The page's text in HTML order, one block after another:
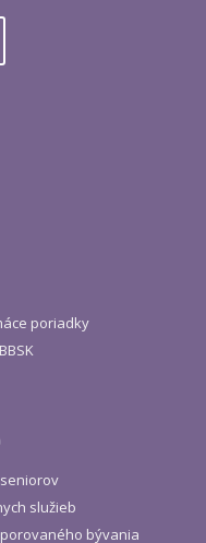
poriadky
služieb
bývania